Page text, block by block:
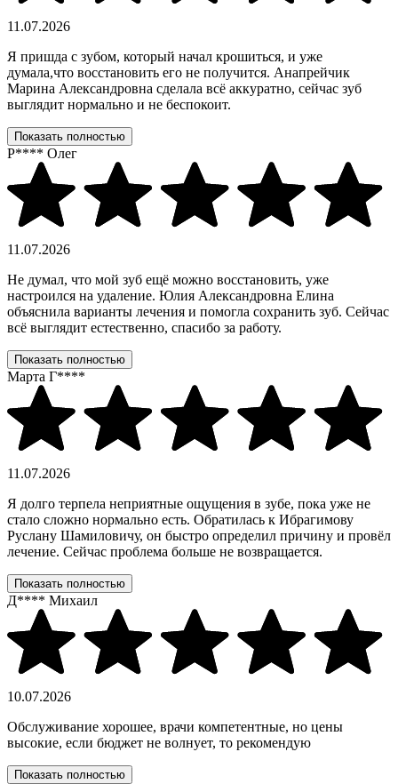
11.07.2026
Я пришда с зубом, который начал крошиться, и уже
думала,что восстановить его не получится. Анапрейчик
Марина Александровна сделала всё аккуратно, сейчас зуб
выглядит нормально и не беспокоит.
Показать полностью
Р**** Олег
11.07.2026
Не думал, что мой зуб ещё можно восстановить, уже
настроился на удаление. Юлия Александровна Елина
объяснила варианты лечения и помогла сохранить зуб. Сейчас
всё выглядит естественно, спасибо за работу.
Показать полностью
Марта Г****
11.07.2026
Я долго терпела неприятные ощущения в зубе, пока уже не
стало сложно нормально есть. Обратилась к Ибрагимову
Руслану Шамиловичу, он быстро определил причину и провёл
лечение. Сейчас проблема больше не возвращается.
Показать полностью
Д**** Михаил
10.07.2026
Обслуживание хорошее, врачи компетентные, но цены
высокие, если бюджет не волнует, то рекомендую
Показать полностью